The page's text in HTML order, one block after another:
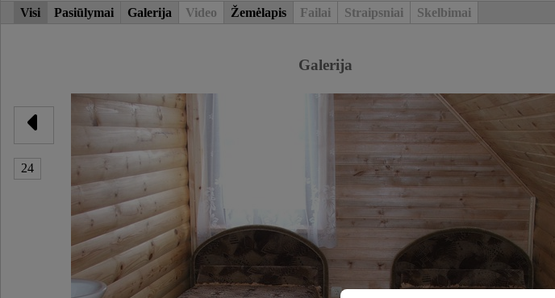
Visi Pasiūlymai Galerija Video Žemėlapis Failai Straipsniai Skelbimai
Galerija
24